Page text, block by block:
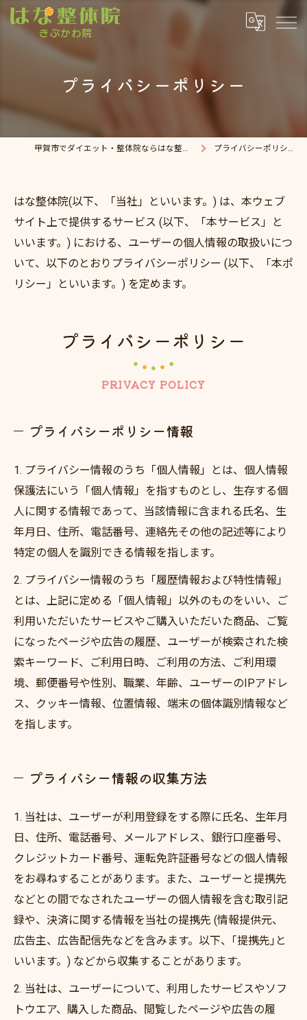
プライバシーポリシー
甲賀市でダイエット・整体院ならはな整体院 プライバシーポリシー
はな整体院(以下、「当社」といいます。) は、本ウェブ
サイト上で提供するサービス (以下、「本サービス」と
いいます。) における、ユーザーの個人情報の取扱いにつ
いて、以下のとおりプライバシーポリシー (以下、「本ポ
リシー」といいます。) を定めます。
プライバシーポリシー
PRIVACY POLICY
プライバシーポリシー情報
1. プライバシー情報のうち「個人情報」とは、個人情報
保護法にいう「個人情報」を指すものとし、生存する個
人に関する情報であって、当該情報に含まれる氏名、生
年月日、住所、電話番号、連絡先その他の記述等により
特定の個人を識別できる情報を指します。
2. プライバシー情報のうち「履歴情報および特性情報」
とは、上記に定める「個人情報」以外のものをいい、ご
利用いただいたサービスやご購入いただいた商品、ご覧
になったページや広告の履歴、ユーザーが検索された検
索キーワード、ご利用日時、ご利用の方法、ご利用環
境、郵便番号や性別、職業、年齢、ユーザーのIPアドレ
ス、クッキー情報、位置情報、端末の個体識別情報など
を指します。
プライバシー情報の収集方法
1. 当社は、ユーザーが利用登録をする際に氏名、生年月
日、住所、電話番号、メールアドレス、銀行口座番号、
クレジットカード番号、運転免許証番号などの個人情報
をお尋ねすることがあります。また、ユーザーと提携先
などとの間でなされたユーザーの個人情報を含む取引記
録や、決済に関する情報を当社の提携先 (情報提供元、
広告主、広告配信先などを含みます。以下、｢提携先｣と
いいます。) などから収集することがあります。
2. 当社は、ユーザーについて、利用したサービスやソフ
トウエア、購入した商品、閲覧したページや広告の履